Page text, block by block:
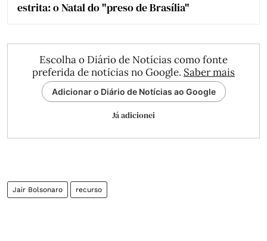
estrita: o Natal do "preso de Brasília"
Escolha o Diário de Notícias como fonte
preferida de notícias no Google. Saber mais
Adicionar o Diário de Notícias ao Google
Já adicionei
Jair Bolsonaro recurso